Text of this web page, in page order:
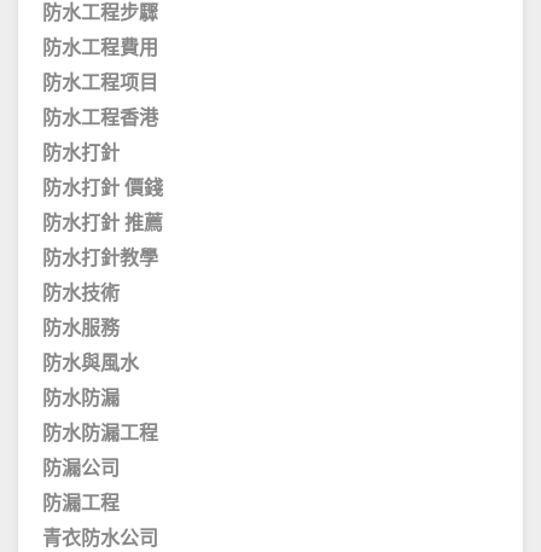
防水工程步驟
防水工程費用
防水工程项目
防水工程香港
防水打針
防水打針 價錢
防水打針 推薦
防水打針教學
防水技術
防水服務
防水與風水
防水防漏
防水防漏工程
防漏公司
防漏工程
青衣防水公司